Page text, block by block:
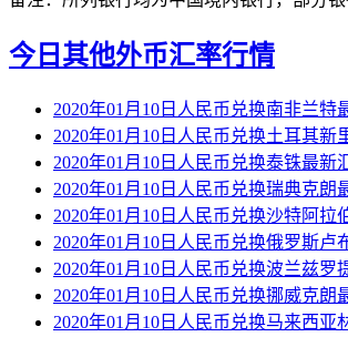
今日其他外币汇率行情
2020年01月10日人民币兑换南非兰特
2020年01月10日人民币兑换土耳其新
2020年01月10日人民币兑换泰铢最新
2020年01月10日人民币兑换瑞典克朗
2020年01月10日人民币兑换沙特阿拉
2020年01月10日人民币兑换俄罗斯卢
2020年01月10日人民币兑换波兰兹罗
2020年01月10日人民币兑换挪威克朗
2020年01月10日人民币兑换马来西亚